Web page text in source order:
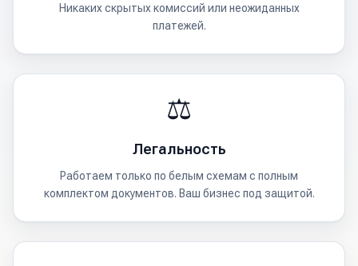
Никаких скрытых комиссий или неожиданных
платежей.
⚖️
Легальность
Работаем только по белым схемам с полным
комплектом документов. Ваш бизнес под защитой.